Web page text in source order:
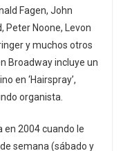
Fagen, John
Peter Noone, Levon
y muchos otros
Broadway incluye un
en ‘Hairspray’,
organista.
2004 cuando le
semana (sábado y